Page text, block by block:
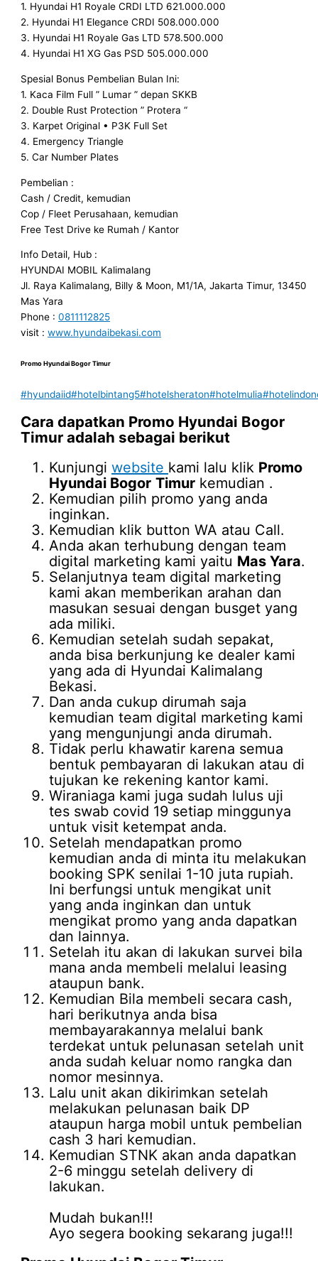
1. Hyundai H1 Royale CRDI LTD 621.000.000
2. Hyundai H1 Elegance CRDI 508.000.000
3. Hyundai H1 Royale Gas LTD 578.500.000
4. Hyundai H1 XG Gas PSD 505.000.000
Spesial Bonus Pembelian Bulan Ini:
1. Kaca Film Full ” Lumar ” depan SKKB
2. Double Rust Protection ” Protera “
3. Karpet Original • P3K Full Set
4. Emergency Triangle
5. Car Number Plates
Pembelian :
Cash / Credit, kemudian
Cop / Fleet Perusahaan, kemudian
Free Test Drive ke Rumah / Kantor
Info Detail, Hub :
HYUNDAI MOBIL Kalimalang
Jl. Raya Kalimalang, Billy & Moon, M1/1A, Jakarta Timur, 13450
Mas Yara
Phone :0811112825
visit :www.hyundaibekasi.com
Promo Hyundai BogorTimur
#hyundaiid#hotelbintang5#hotelsheraton#hotelmulia
Cara dapatkan Promo Hyundai Bogor
Timur adalah sebagai berikut
Kunjungiwebsite kami lalu klik Promo
Hyundai Bogor Timur kemudian .
Kemudian pilih promo yang anda
inginkan.
Kemudian klik button WA atau Call.
Anda akan terhubung dengan team
digital marketing kami yaitu Mas Yara.
Selanjutnya team digital marketing
kami akan memberikan arahan dan
masukan sesuai dengan busget yang
ada miliki.
Kemudian setelah sudah sepakat,
anda bisa berkunjung ke dealer kami
yang ada di Hyundai Kalimalang
Bekasi.
Dan anda cukup dirumah saja
kemudian team digital marketing kami
yang mengunjungi anda dirumah.
Tidak perlu khawatir karena semua
bentuk pembayaran di lakukan atau di
tujukan ke rekening kantor kami.
Wiraniaga kami juga sudah lulus uji
tes swab covid 19 setiap minggunya
untuk visit ketempat anda.
Setelah mendapatkan promo
kemudian anda di minta itu melakukan
booking SPK senilai 1-10 juta rupiah.
Ini berfungsi untuk mengikat unit
yang anda inginkan dan untuk
mengikat promo yang anda dapatkan
dan lainnya.
Setelah itu akan di lakukan survei bila
mana anda membeli melalui leasing
ataupun bank.
Kemudian Bila membeli secara cash,
hari berikutnya anda bisa
membayarakannya melalui bank
terdekat untuk pelunasan setelah unit
anda sudah keluar nomo rangka dan
nomor mesinnya.
Lalu unit akan dikirimkan setelah
melakukan pelunasan baik DP
ataupun harga mobil untuk pembelian
cash 3 hari kemudian.
Kemudian STNK akan anda dapatkan
2-6 minggu setelah delivery di
lakukan.
Mudah bukan!!!
Ayo segera booking sekarang juga!!!